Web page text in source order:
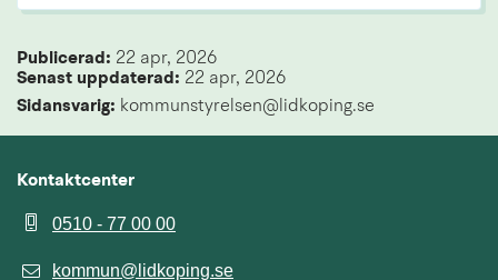
Publicerad: 22 apr, 2026
Senast uppdaterad: 22 apr, 2026
Sidansvarig: kommunstyrelsen@lidkoping.se
Kontaktcenter
0510 - 77 00 00
kommun@lidkoping.se